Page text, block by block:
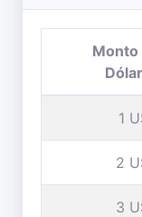
Monto
1
2
3